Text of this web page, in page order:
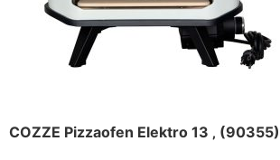
COZZE Pizzaofen Elektro 13 ‚ (90355)